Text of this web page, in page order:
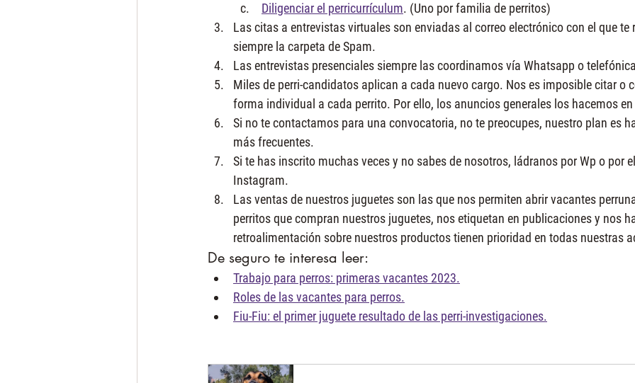
Diligenciar el perricurrículum. (Uno por familia de perritos)
Las citas a entrevistas virtuales son enviadas al correo electrónico con el que te
siempre la carpeta de Spam.
Las entrevistas presenciales siempre las coordinamos vía Whatsapp o
Miles de perri-candidatos aplican a cada nuevo cargo. Nos es imposible citar o
forma individual a cada perrito. Por ello, los anuncios generales los hacemos
Si no te contactamos para una convocatoria, no te preocupes, nuestro plan es
más frecuentes.
Si te has inscrito muchas veces y no sabes de nosotros, ládranos por Wp o por
Instagram.
Las ventas de nuestros juguetes son las que nos permiten abrir vacantes
perritos que compran nuestros juguetes, nos etiquetan en publicaciones y nos
retroalimentación sobre nuestros productos tienen prioridad en todas nuestras
De seguro te interesa leer:
Trabajo para perros: primeras vacantes 2023.
Roles de las vacantes para perros.
Fiu-Fiu: el primer juguete resultado de las perri-investigaciones.